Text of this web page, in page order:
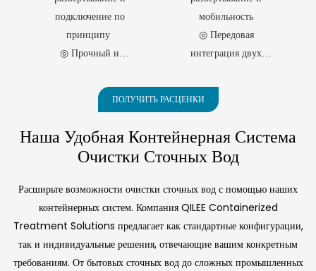
адаптируясь к
промышленных и
коммунальных сточных
Децентрализованн
Ой Очистки
Сточных Вод
(технология
Контейнерная
Децентрализованн
Ой Очистки
(технология
AO+MBR) 3
Контейнерная
Установка Для
себе технологии AO и
MBR, обеспечивая
эффективную очистку
бытовых сточных вод в
островах. Система,
изготовленная в
стандартами ISO для
контейнеров, отличается
конструкцией и
интеллектуальным
управлением — она
идеально подходит для
подключение по
принципу
◎ Прочный и
◎ Компактные размеры
Ультрафильтрацие
Й И Обратным
Осмосом
эксплуатации,
полностью
интегрированные
установки по очистке
и обратный осмос, что
обеспечивает их
и получение воды
высокой чистоты для
промышленных и
мобильность
◎ Передовая
интеграция двух
◎ Широкий диапазон
мощности
автоматизация
◎ Превосходные
ПОЛУЧИТЬ РАСЦЕНКИ
Наша Удобная Контейнерная Система
Очистки Сточных Вод
Расширьте возможности очистки сточных вод с помощью наших
контейнерных систем. Компания QILEE Containerized
Treatment Solutions предлагает как стандартные конфигурации,
так и индивидуальные решения, отвечающие вашим конкретным
требованиям. От бытовых сточных вод до сложных промышленных